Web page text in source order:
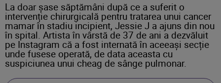
La doar șase săptămâni după ce a suferit o
intervenție chirurgicală pentru tratarea unui cancer
mamar în stadiu incipient, Jessie J a ajuns din nou
în spital. Artista în vârstă de 37 de ani a dezvăluit
pe Instagram că a fost internată în aceeași secție
unde fusese operată, de data aceasta cu
suspiciunea unui cheag de sânge pulmonar.